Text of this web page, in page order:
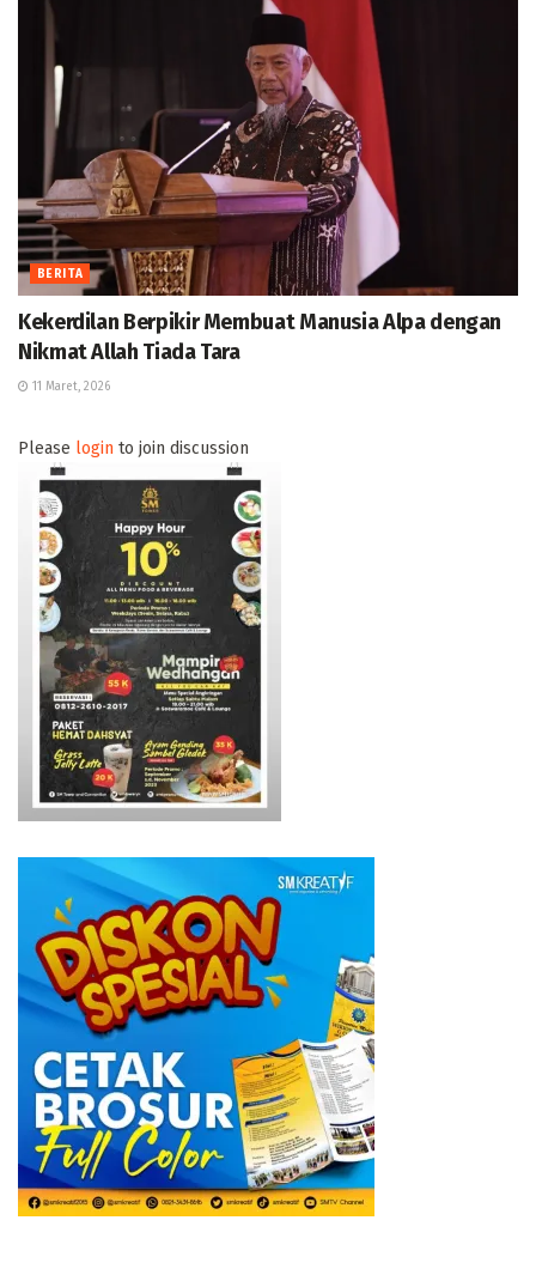
BERITA
Kekerdilan Berpikir Membuat Manusia Alpa dengan
Nikmat Allah Tiada Tara
11 Maret, 2026
Please login to join discussion